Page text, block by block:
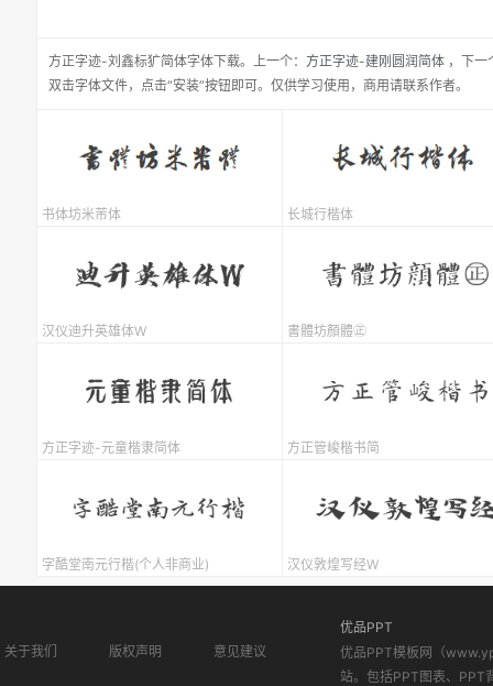
方正字迹-刘鑫标犷简体字体下载。 上一个： 方正字迹-建刚圆润简体 ， 下一
双击字体文件，点击“安装”按钮即可。仅供学习使用，商用请联系作者。
书体坊米芾体 长城行楷体
汉仪迪升英雄体W 書體坊顏體㊣
方正字迹-元童楷隶简体 方正管峻楷书简
字酷堂南元行楷(个人非商业) 汉仪敦煌写经W
关于我们 版权声明 意见建议
优品PPT
优品PPT模板网（
站。包括PPT图表、PPT